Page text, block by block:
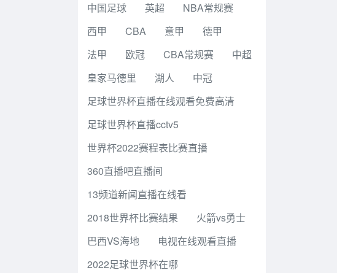
中国足球
英超
NBA常规赛
西甲
CBA 意甲
德甲
法甲
欧冠 CBA常规赛
中超
皇家马德里
湖人
中冠
足球世界杯直播在线观看免费高清
足球世界杯直播cctv5
世界杯2022赛程表比赛直播
360直播吧直播间
13频道新闻直播在线看
2018世界杯比赛结果
火箭vs勇士
巴西VS海地
电视在线观看直播
2022足球世界杯在哪